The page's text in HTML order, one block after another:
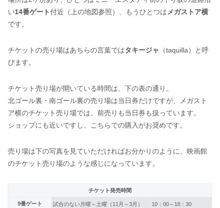
い14番ゲート付近（上の地図参照）、もうひとつは メガストア横
です。
チケットの売り場はあちらの言葉ではタキージャ （taquilla）と呼
びます。
チケット売り場が開いている時間は、下の表の通り。
北ゴール裏・南ゴール裏の売り場は当日券だけですが、メガスト
ア横のチケット売り場では、前売りも当日券も扱っています。
ショップにも近いですし、こちらでの購入がお奨めです。
売り場は下の写真を見ていただければお分かりのように、映画館
のチケット売り場のような感じになっています。
チケット発売時間
9番ゲート
試合のない月曜～土曜（11月～3月） 10：00～18：30